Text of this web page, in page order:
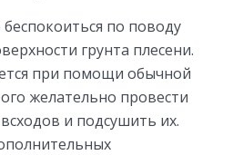
по поводу
грунта плесени.
при помощи обычной
желательно провести
и подсушить их.